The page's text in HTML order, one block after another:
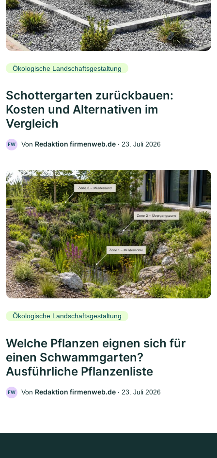
Ökologische Landschaftsgestaltung
Schottergarten zurückbauen:
Kosten und Alternativen im
Vergleich
FW Von Redaktion firmenweb.de ‧ 23. Juli 2026
Ökologische Landschaftsgestaltung
Welche Pflanzen eignen sich für
einen Schwammgarten?
Ausführliche Pflanzenliste
FW Von Redaktion firmenweb.de ‧ 23. Juli 2026